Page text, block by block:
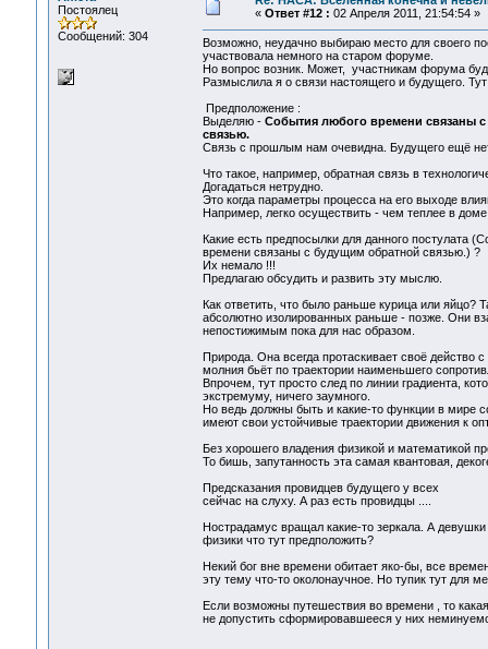
Постоялец
Сообщений: 304
« Ответ #12 : 02 Апреля 2011, 21:54:54 »
Возможно, неудачно выбираю место для своего
участвовала немного на старом форуме.
Но вопрос возник. Может, участникам форума
Размыслила я о связи настоящего и будущего.
Предположение :
Выделяю - События любого времени связаны
связью.
Связь с прошлым нам очевидна. Будущего ещё
Что такое, например, обратная связь в
Догадаться нетрудно.
Это когда параметры процесса на его выходе
Например, легко осуществить - чем теплее в
Какие есть предпосылки для данного постулата
времени связаны с будущим обратной связью.) ?
Их немало !!!
Предлагаю обсудить и развить эту мыслю.
Как ответить, что было раньше курица или яйцо?
абсолютно изолированных раньше - позже. Они
непостижимым пока для нас образом.
Природа. Она всегда протаскивает своё
молния бьёт по траектории наименьшего
Впрочем, тут просто след по линии градиента,
экстремуму, ничего заумного.
Но ведь должны быть и какие-то функции в мире
имеют свои устойчивые траектории движения к
Без хорошего владения физикой и математикой
То бишь, запутанность эта самая квантовая,
Предсказания провидцев будущего у всех
сейчас на слуху. А раз есть провидцы ....
Нострадамус вращал какие-то зеркала. А
физики что тут предположить?
Некий бог вне времени обитает яко-бы, все
эту тему что-то околонаучное. Но тупик тут для
Если возможны путешествия во времени , то
не допустить сформировавшееся у них